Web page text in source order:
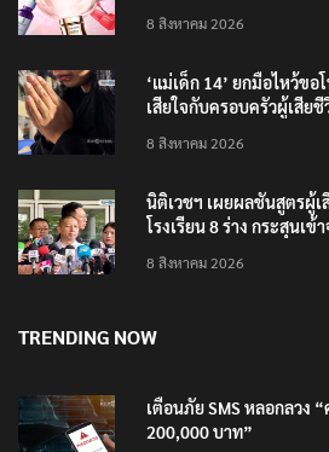
8 สิงหาคม 2026
‘แม่เด็ก 14’ ยกมือไหว้ข
เสียใจกับครอบครัวผู้เสียชี
8 สิงหาคม 2026
นิติเวชฯ เผยผลชันสูตรผู้
โรงเรียน 8 ร่าง กระสุนเ
8 สิงหาคม 2026
TRENDING NOW
เตือนภัย SMS หลอกลวง
200,000 บาท”